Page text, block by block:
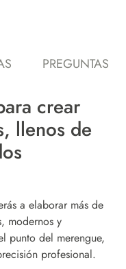
PREGUNTAS
crear
llenos de
a elaborar más de
modernos y
punto del merengue,
profesional.